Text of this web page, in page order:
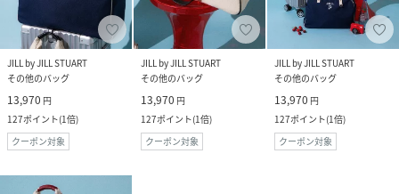
JILL by JILL STUART
その他のバッグ
13,970 円
127ポイント(1倍)
クーポン対象
JILL by JILL STUART
その他のバッグ
13,970 円
127ポイント(1倍)
クーポン対象
JILL by JILL STUART
その他のバッグ
13,970 円
127ポイント(1倍)
クーポン対象